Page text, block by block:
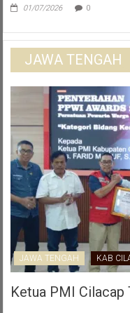
01/07/2026 0
JAWA TENGAH
JAWA TENGAH KAB
Ketua PMI Cilacap